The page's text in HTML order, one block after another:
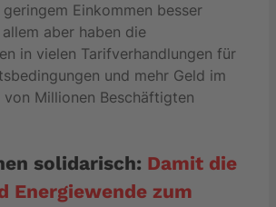
Einkommen besser
aber haben die
in vielen Tarifverhandlungen für
und mehr Geld im
Millionen Beschäftigten
solidarisch: Damit die
Energiewende zum